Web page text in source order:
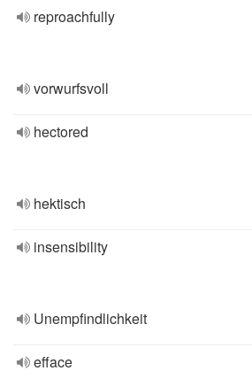
reproachfully
vorwurfsvoll
hectored
hektisch
insensibility
Unempfindlichkeit
efface